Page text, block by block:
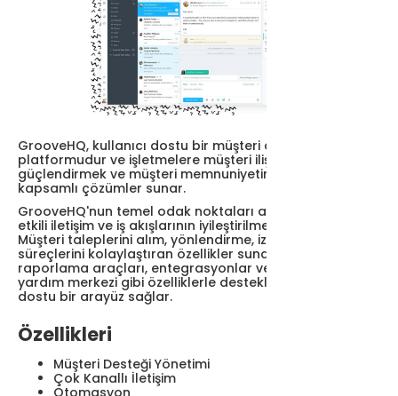
GrooveHQ, kullanıcı dostu bir müşteri destek
platformudur ve işletmelere müşteri ilişkilerini
güçlendirmek ve müşteri memnuniyetini artırmak için
kapsamlı çözümler sunar.
GrooveHQ'nun temel odak noktaları arasında basitlik,
etkili iletişim ve iş akışlarının iyileştirilmesi bulunur.
Müşteri taleplerini alım, yönlendirme, izleme ve çözme
süreçlerini kolaylaştıran özellikler sunar. Ayrıca
raporlama araçları, entegrasyonlar ve self-servis
yardım merkezi gibi özelliklerle desteklenen kullanıcı
dostu bir arayüz sağlar.
Özellikleri
Müşteri Desteği Yönetimi
Çok Kanallı İletişim
Otomasyon